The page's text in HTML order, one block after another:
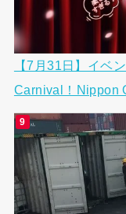
【7月31日】イベ
Carnival！Nippon